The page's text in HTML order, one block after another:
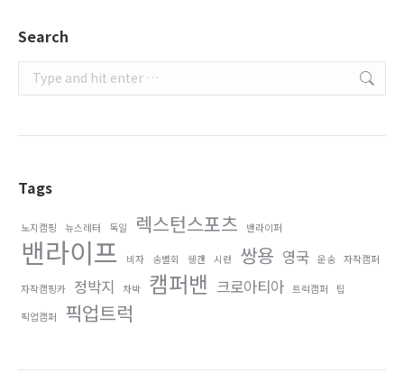
Search
Search:
Tags
노지캠핑 뉴스레터 독일 렉스턴스포츠 밴라이퍼
밴라이프 비자 송별회 쉥갠 시련 쌍용 영국 운송 자작캠퍼
자작캠핑카 정박지 차박 캠퍼밴 크로아티아 트럭캠퍼 팁
픽업캠퍼 픽업트럭